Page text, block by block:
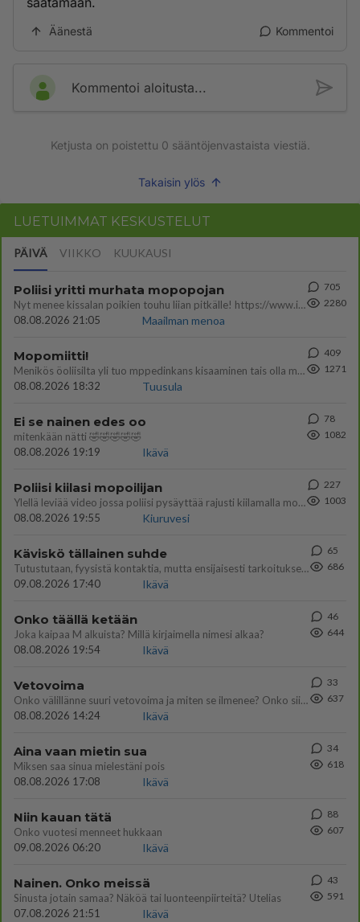
Äänestä Kommentoi
Kommentoi aloitusta...
Ketjusta on poistettu 0 sääntöjenvastaista viestiä.
Takaisin ylös
LUETUIMMAT KESKUSTELUT
PÄIVÄ VIIKKO KUUKAUSI
Poliisi yritti murhata mopopojan
Nyt menee kissalan poikien touhu liian pitkälle! https://www.is.fi/kotimaa/art-2000012193221.html Karu video mopomiiti
08.08.2026 21:05
Maailman menoa
705
2280
Mopomiitti!
Menikös öoliisilta yli tuo mppedinkans kisaaminen tais olla melkoinen riski vahigoittaa tarpeettomasti jopa kuolla tuoss
08.08.2026 18:32
Tuusula
409
1271
Ei se nainen edes oo
mitenkään nätti 🤣🤣🤣🤣🤣
08.08.2026 19:19
Ikävä
78
1082
Poliisi kiilasi mopoilijan
Ylellä leviää video jossa poliisi pysäyttää rajusti kiilamalla mopo pojan. Toivottavasti poliisi ottaa tuosta mallia myö
08.08.2026 19:55
Kiuruvesi
227
1003
Käviskö tällainen suhde
Tutustutaan, fyysistä kontaktia, mutta ensijaisesti tarkoituksena ei ole aloittaa mitään virallista tai rikkoa mitään? E
09.08.2026 17:40
Ikävä
65
686
Onko täällä ketään
Joka kaipaa M alkuista? Millä kirjaimella nimesi alkaa?
08.08.2026 19:54
Ikävä
46
644
Vetovoima
Onko välillänne suuri vetovoima ja miten se ilmenee? Onko siitä haittaa?
08.08.2026 14:24
Ikävä
33
637
Aina vaan mietin sua
Miksen saa sinua mielestäni pois
08.08.2026 17:08
Ikävä
34
618
Niin kauan tätä
Onko vuotesi menneet hukkaan
09.08.2026 06:20
Ikävä
88
607
Nainen. Onko meissä
Sinusta jotain samaa? Näköä tai luonteenpiirteitä? Utelias
07.08.2026 21:51
Ikävä
43
591